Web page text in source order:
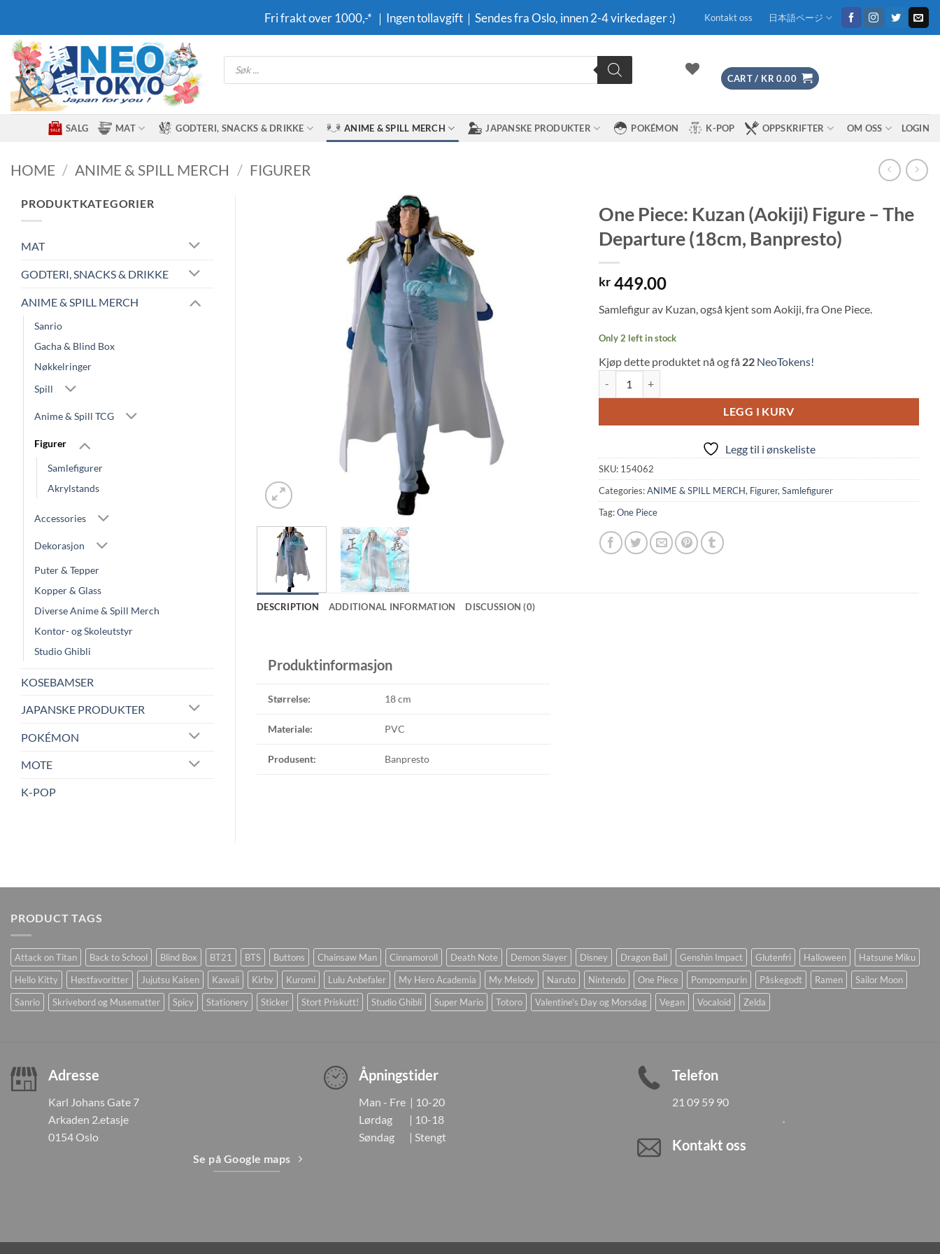
content
Fri frakt over 1000,-* ｜Ingen tollavgift｜Sendes fra Oslo, innen 2-4 virkedager :) Kontakt oss 日本語ページ
Products
search
CART / KR 0.00
SALG MAT GODTERI, SNACKS & DRIKKE ANIME & SPILL MERCH JAPANSKE PRODUKTER POKÉMON K-POP OPPSKRIFTER OM OSS LOGIN
HOME / ANIME & SPILL MERCH / FIGURER
PRODUKTKATEGORIER
MAT
GODTERI, SNACKS & DRIKKE
ANIME & SPILL MERCH
Sanrio
Gacha & Blind Box
Nøkkelringer
Spill
Anime & Spill TCG
Figurer
Samlefigurer
Akrylstands
Accessories
Dekorasjon
Puter & Tepper
Kopper & Glass
Diverse Anime & Spill Merch
Kontor- og Skoleutstyr
Studio Ghibli
KOSEBAMSER
JAPANSKE PRODUKTER
POKÉMON
MOTE
K-POP
One Piece: Kuzan (Aokiji) Figure – The
Departure (18cm, Banpresto)
kr449.00
Samlefigur av Kuzan, også kjent som Aokiji, fra One Piece.
Only 2 left in stock
Kjøp dette produktet nå og få 22NeoTokens!
LEGG I KURV
Legg til i ønskeliste
SKU: 154062
Categories:ANIME & SPILL MERCH, Figurer, Samlefigurer
Tag:One Piece
DESCRIPTION ADDITIONAL INFORMATION DISCUSSION (0)
Produktinformasjon
Størrelse: 18 cm
Materiale: PVC
Produsent: Banpresto
PRODUCT TAGS
Attack on Titan Back to School Blind Box BT21 BTS Buttons Chainsaw Man Cinnamoroll Death Note Demon Slayer Disney Dragon Ball Genshin Impact Glutenfri Halloween
Hatsune Miku
Hello Kitty
Høstfavoritter Jujutsu Kaisen Kawaii Kirby Kuromi Lulu Anbefaler My Hero Academia My Melody Naruto Nintendo One Piece Pompompurin Påskegodt Ramen
Sailor Moon
Sanrio
Skrivebord og Musematter Spicy Stationery Sticker Stort Priskutt! Studio Ghibli Super Mario Totoro Valentine's Day og Morsdag Vegan Vocaloid Zelda
Adresse
Karl Johans Gate 7
Arkaden 2.etasje
0154 Oslo
Se på Google maps
Åpningstider
Man - Fre | 10-20
Lørdag | 10-18
Søndag | Stengt
Telefon
21 09 59 90
Kontakt oss